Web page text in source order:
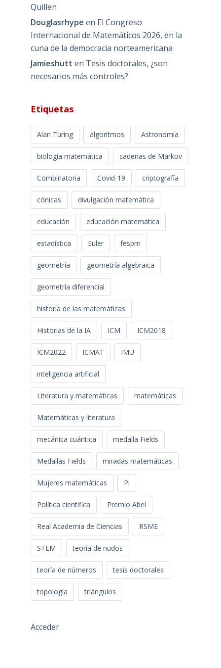
Quillen
Douglasrhype en El Congreso
Internacional de Matemáticos 2026, en la
cuna de la democracia norteamericana
Jamieshutt en Tesis doctorales, ¿son
necesarios más controles?
Etiquetas
Alan Turing algoritmos Astronomía
biología matemática cadenas de Markov
Combinatoria Covid-19 criptografía
cónicas divulgación matemática
educación educación matemática
estadística Euler fespm
geometría geometría algebraica
geometría diferencial
historia de las matemáticas
Historias de la IA ICM ICM2018
ICM2022 ICMAT IMU
inteligencia artificial
Literatura y matemáticas matemáticas
Matemáticas y literatura
mecánica cuántica medalla Fields
Medallas Fields miradas matemáticas
Mujeres matemáticas Pi
Política científica Premio Abel
Real Academia de Ciencias RSME
STEM teoría de nudos
teoría de números tesis doctorales
topología triángulos
Acceder